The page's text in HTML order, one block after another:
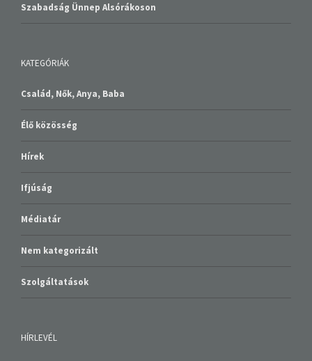
Szabadság Ünnep Alsórákoson
KATEGÓRIÁK
Család, Nők, Anya, Baba
Élő közösség
Hírek
Ifjúság
Médiatár
Nem kategorizált
Szolgáltatások
HÍRLEVÉL